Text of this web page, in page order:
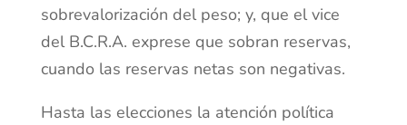
sobrevalorización del peso; y, que el vice
del B.C.R.A. exprese que sobran reservas,
cuando las reservas netas son negativas.
Hasta las elecciones la atención política